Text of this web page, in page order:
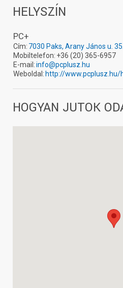
HELYSZÍN
PC+
Cím: 7030 Paks, Arany János u. 35.
Mobiltelefon: +36 (20) 365-6957
E-mail:info@pcplusz.hu
Weboldal: http://www.pcplusz.hu/
HOGYAN JUTOK